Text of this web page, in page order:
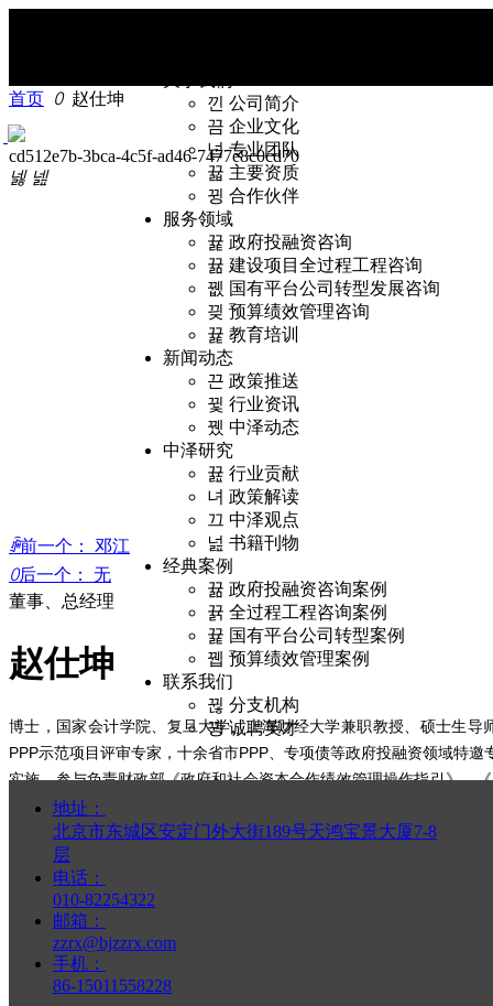
낀 公司简介
끔 企业文化
넙专业团队
뀳 主要资质
뀡 合作伙伴
服务领域
뀵 政府投融资咨询
뀲 建设项目全过程工程咨询
뀂 国有平台公司转型发展咨询
끶 预算绩效管理咨询
뀵 教育培训
新闻动态
끈 政策推送
뀣 行业资讯
뀄 中泽动态
中泽研究
뀶 行业贡献
녀 政策解读
끄 中泽观点
넖 书籍刊物
经典案例
뀲 政府投融资咨询案例
뀱 全过程工程咨询案例
뀵 国有平台公司转型案例
뀁 预算绩效管理案例
联系我们
뀒 分支机构
뀡诚聘英才
关于我们
首页 ꄲ 赵仕坤
cd512e7b-3bca-4c5f-ad46-7477e8c0cd70
넳 넲
ꄴ前一个：
邓江
ꄲ后一个：
无
董事、总经理
赵仕坤
博士，国家会计学院、复旦大学、上海财经大学兼职教授、硕士生
PPP示范项目评审专家，十余省市PPP、专项债等政府投融资领域特
实施。参与负责财政部《政府和社会资本合作绩效管理操作指引》、
多省市PPP、专项债及绩效管理领域多项规定的起草。受邀为全国
专题讲座。
地址：
北京市东城区安定门外大街189号天鸿宝景大厦7-8
层
电话：
010-82254322
邮箱：
zzrx@bjzzrx.com
手机：
86-15011558228